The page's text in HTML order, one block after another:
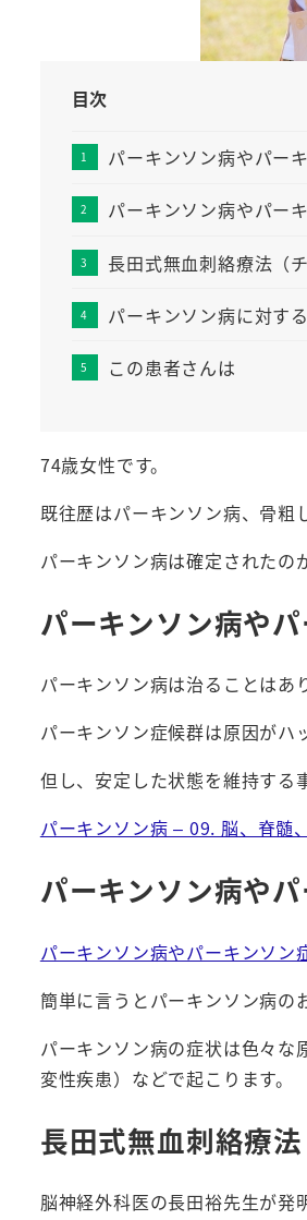
目次
パーキンソン病やパー
パーキンソン病やパー
長田式無血刺絡療法（
パーキンソン病に対す
この患者さんは
74歳女性です。
既往歴はパーキンソン病、骨粗
パーキンソン病は確定されたの
パーキンソン病や
パーキンソン病は治ることはあ
パーキンソン症候群は原因がハ
但し、安定した状態を維持する
パーキンソン病 – 09. 脳、脊髄
パーキンソン病や
パーキンソン病やパーキンソ
簡単に言うとパーキンソン病の
パーキンソン病の症状は色々
変性疾患）などで起こります。
長田式無血刺絡療法
脳神経外科医の長田裕先生が発